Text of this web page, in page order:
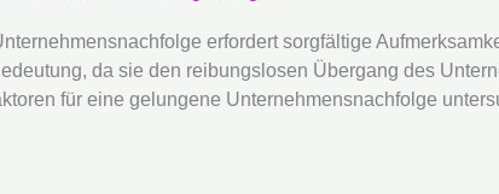
erfordert sorgfältige
da sie den reibungslosen Übergang des
für eine gelungene Unternehmensnachfolge